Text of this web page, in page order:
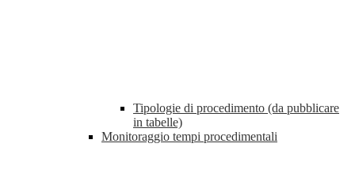
Tipologie di procedimento (da pubblicare
in tabelle)
Monitoraggio tempi procedimentali